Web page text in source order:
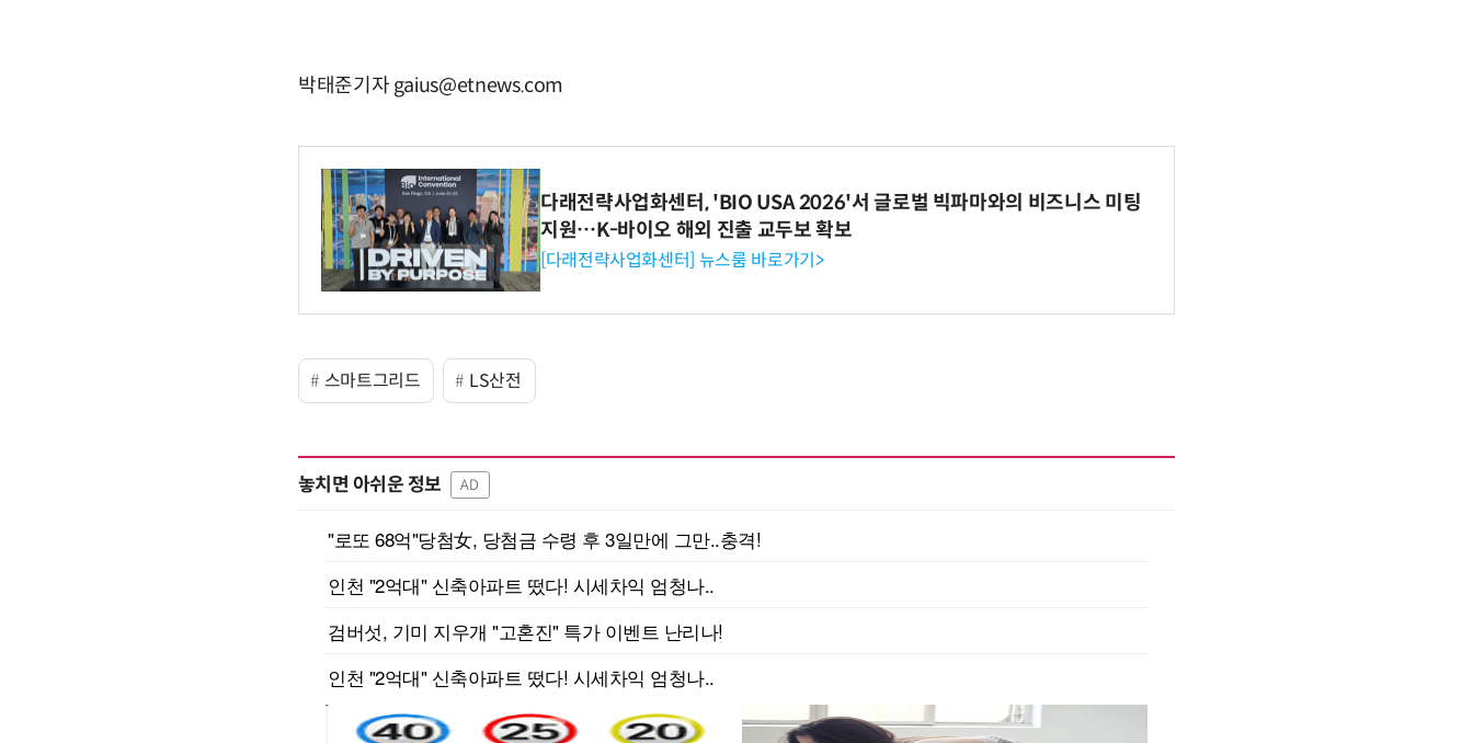
박태준기자 gaius@etnews.com
다래전략사업화센터, 'BIO USA 2026'서 글로벌 빅파마와의 비즈니스 미팅
지원…K-바이오 해외 진출 교두보 확보
[다래전략사업화센터] 뉴스룸 바로가기>
스마트그리드 LS산전
놓치면 아쉬운 정보 AD